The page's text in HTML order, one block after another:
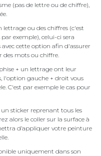
(pas de lettre ou de chiffre),
ou des chiffres (c'est
exemple), celui-ci sera
cette option afin d'assurer
des mots ou chiffre.
+ un lettrage ont leur
l'option gauche + droit vous
C'est par exemple le cas pour
sticker reprenant tous les
alors le coller sur la surface à
d’appliquer votre peinture
uniquement dans son